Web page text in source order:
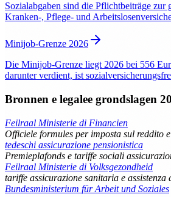
Sozialabgaben sind die Pflichtbeiträge zur
Kranken-, Pflege- und
Minijob-Grenze 2026
Die Minijob-Grenze liegt 2026 bei 556
darunter verdient, ist
Bronnen e legalee grondslagen
Feilraal Ministerie di Financien
Officiele formules per imposta sul reddito
tedeschi assicurazione pensionistica
Premieplafonds e tariffe sociali
Feilraal Ministerie di Volksgezondheid
tariffe assicurazione sanitaria e assistenza
Bundesministerium für Arbeit und Soziales